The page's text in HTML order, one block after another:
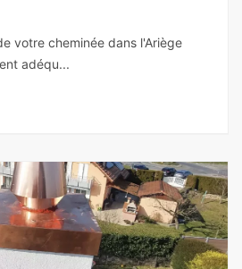
votre cheminée dans l'Ariège
adéqu...